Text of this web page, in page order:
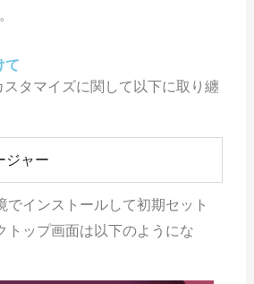
て
スタマイズに関して以下に取り纏
ジャー
でインストールして初期セット
トップ画面は以下のようにな